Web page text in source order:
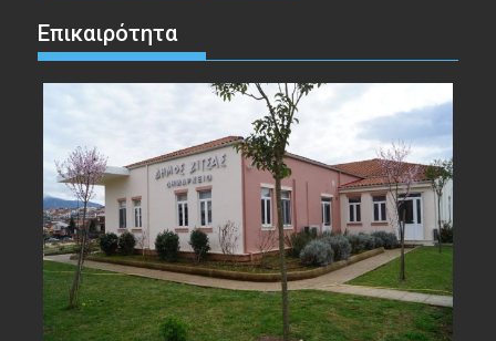
Επικαιρότητα